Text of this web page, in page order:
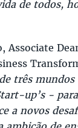
de todos,
Associate
três mundos
up’s -
a novos